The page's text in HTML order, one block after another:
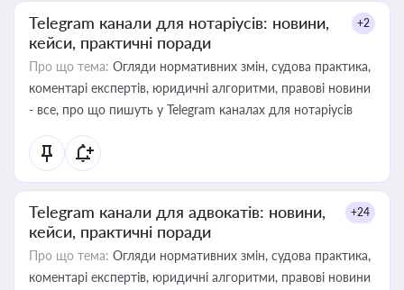
Telegram канали для нотаріусів: новини,
кейси, практичні поради
+2
Про що тема: Огляди нормативних змін, судова практика,
коментарі експертів, юридичні алгоритми, правові новини
- все, про що пишуть у Telegram каналах для нотаріусів
Telegram канали для адвокатів: новини,
кейси, практичні поради
+24
Про що тема: Огляди нормативних змін, судова практика,
коментарі експертів, юридичні алгоритми, правові новини